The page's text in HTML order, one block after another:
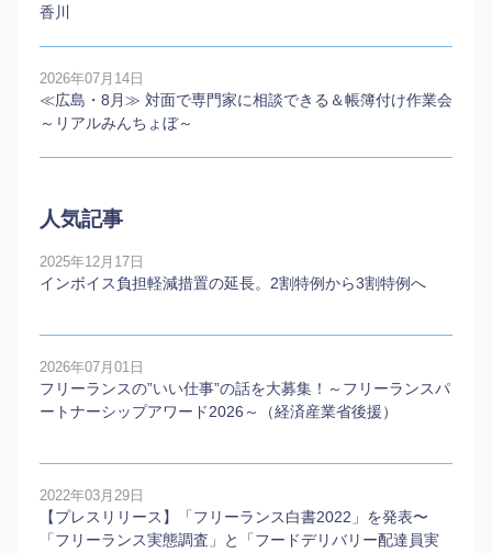
香川
2026年07月14日
≪広島・8月≫ 対面で専門家に相談できる＆帳簿付け作業会
～リアルみんちょぼ～
人気記事
2025年12月17日
インボイス負担軽減措置の延長。2割特例から3割特例へ
2026年07月01日
フリーランスの”いい仕事”の話を大募集！～フリーランスパ
ートナーシップアワード2026～（経済産業省後援）
2022年03月29日
【プレスリリース】「フリーランス白書2022」を発表〜
「フリーランス実態調査」と「フードデリバリー配達員実